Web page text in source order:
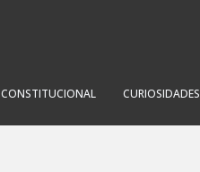
CONSTITUCIONAL CURIOSIDADES